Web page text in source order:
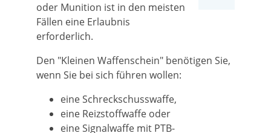
oder Munition ist in den meisten
Fällen eine Erlaubnis
erforderlich.
Den "Kleinen Waffenschein" benötigen Sie,
wenn Sie bei sich führen wollen:
eine Schreckschusswaffe,
eine Reizstoffwaffe oder
eine Signalwaffe mit PTB-